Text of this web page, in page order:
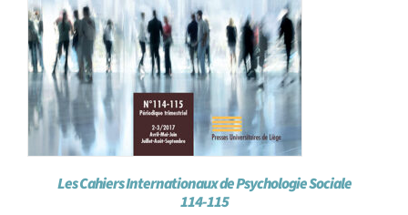
Les Cahiers Internationaux de Psychologie Sociale
114-115